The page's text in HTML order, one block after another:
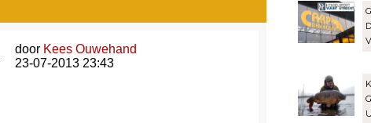
door Kees Ouwehand
23-07-2013 23:43